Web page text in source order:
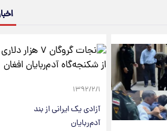
۱۳۹۲/۲/۱
آزادی یک ایرانی از بند
آدم‌ربایان